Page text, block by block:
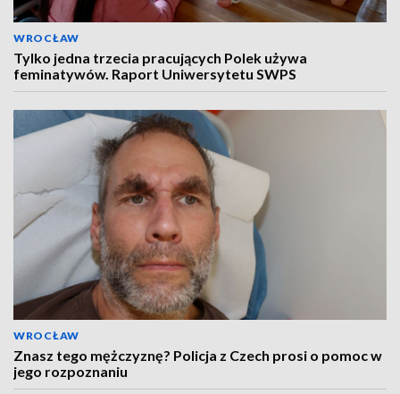
WROCŁAW
Tylko jedna trzecia pracujących Polek używa
feminatywów. Raport Uniwersytetu SWPS
WROCŁAW
Znasz tego mężczyznę? Policja z Czech prosi o pomoc w
jego rozpoznaniu